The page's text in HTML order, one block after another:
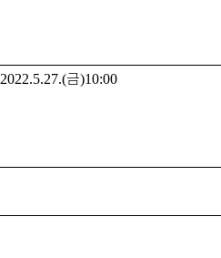
2022.5.27.(금)10:00